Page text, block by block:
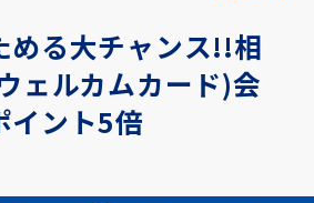
める大チャンス!!相
ェルカムカード)会
イント5倍